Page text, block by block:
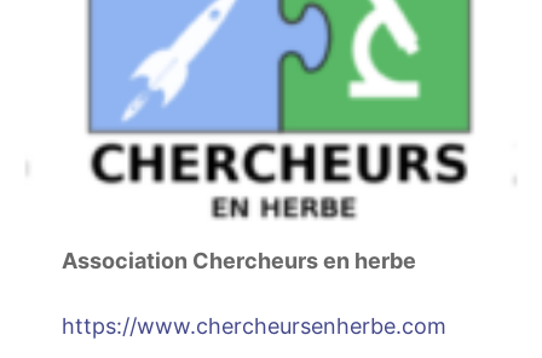
Association Chercheurs en herbe
https://www.chercheursenherbe.com